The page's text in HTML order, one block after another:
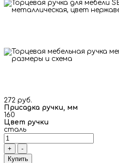
272 руб.
Присадка ручки, мм
160
Цвет ручки
сталь
+
-
Купить